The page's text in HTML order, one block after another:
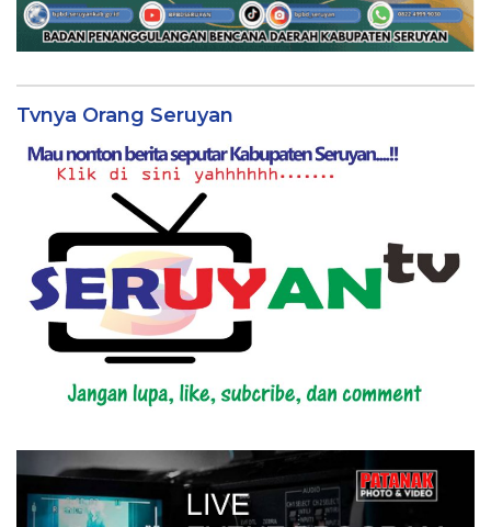
Tvnya Orang Seruyan